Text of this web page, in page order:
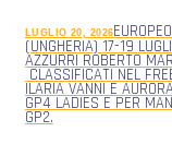
LUGLIO 20, 2026
(UNGHERIA) 17-19
AZZURRI ROBERTO
CLASSIFICATI NEL
ILARIA VANNI E
GP4 LADIES E PER
GP2.